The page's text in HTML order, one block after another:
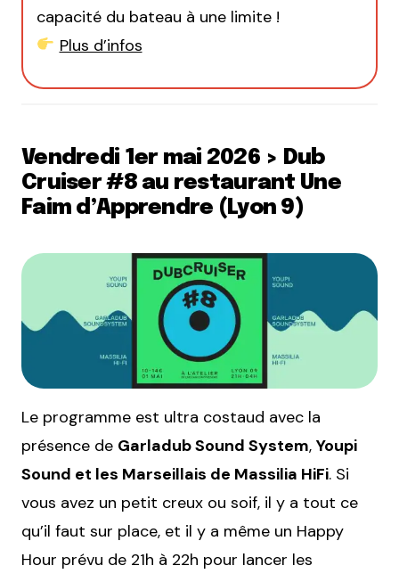
capacité du bateau à une limite !
Plus d’infos
Vendredi 1er mai 2026 > Dub
Cruiser #8 au restaurant Une
Faim d’Apprendre (Lyon 9)
Le programme est ultra costaud avec la
présence de Garladub Sound System, Youpi
Sound et les Marseillais de Massilia HiFi. Si
vous avez un petit creux ou soif, il y a tout ce
qu’il faut sur place, et il y a même un Happy
Hour prévu de 21h à 22h pour lancer les